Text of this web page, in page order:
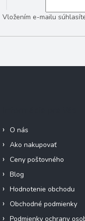
Vložením e-mailu
O nás
Ako nakupovať
Ceny poštovného
Blog
Hodnotenie obchodu
Obchodné podmienky
Podmienky ochrany